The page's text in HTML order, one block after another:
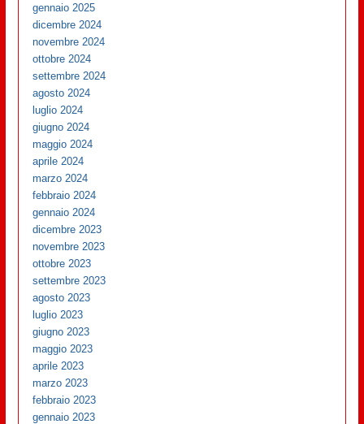
gennaio 2025
dicembre 2024
novembre 2024
ottobre 2024
settembre 2024
agosto 2024
luglio 2024
giugno 2024
maggio 2024
aprile 2024
marzo 2024
febbraio 2024
gennaio 2024
dicembre 2023
novembre 2023
ottobre 2023
settembre 2023
agosto 2023
luglio 2023
giugno 2023
maggio 2023
aprile 2023
marzo 2023
febbraio 2023
gennaio 2023